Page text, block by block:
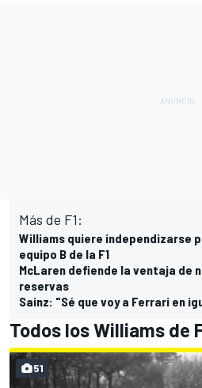
Más de F1:
Williams quiere independizarse
equipo B de la F1
McLaren defiende la ventaja de
reservas
Sainz: "Sé que voy a Ferrari en
Todos los Williams de
51